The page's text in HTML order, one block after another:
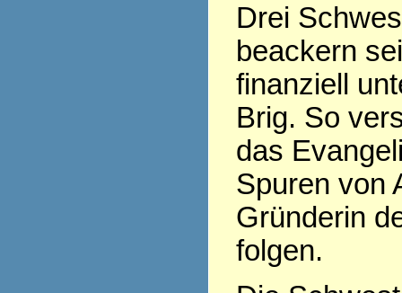
Drei
beackern
finanziell
Brig. So
das
Spuren von
Gründerin
folgen.